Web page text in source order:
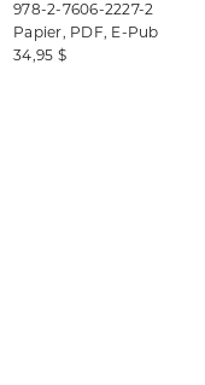
978-2-7606-2227-2
Papier, PDF, E-Pub
34,95 $